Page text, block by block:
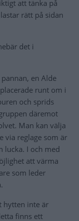
att tänka på
rätt på sidan
det i
en Alde
runt om i
och sprids
däremot
Man kan välja
via reglage som är
lucka. I och med
att värma
som leder
hytten inte är
finns ett